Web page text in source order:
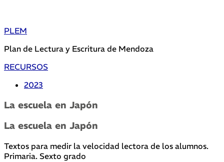
PLEM
Plan de Lectura y Escritura de Mendoza
RECURSOS
2023
La escuela en Japón
La escuela en Japón
Textos para medir la velocidad lectora de los alumnos.
Primaria. Sexto grado